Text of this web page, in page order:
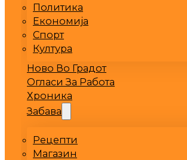
Политика
Економија
Спорт
Култура
Ново Во Градот
Огласи За Работа
Хроника
Забава
Рецепти
Магазин